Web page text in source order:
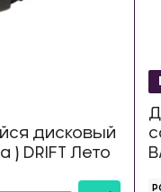
дисковый
) DRIFT Лето